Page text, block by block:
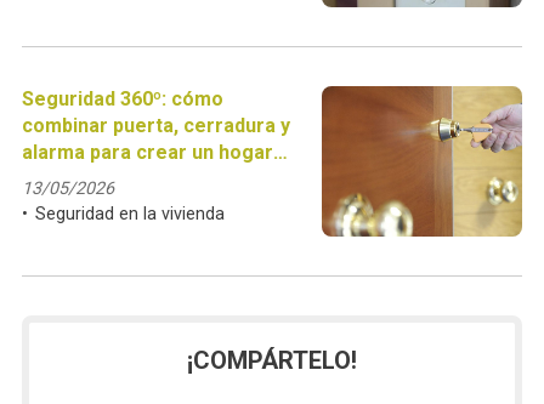
Seguridad 360º: cómo
combinar puerta, cerradura y
alarma para crear un hogar
inexpugnable
13/05/2026
Seguridad en la vivienda
¡COMPÁRTELO!